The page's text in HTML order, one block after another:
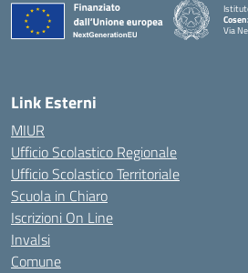
Via
—
Link Esterni
MIUR
Ufficio Scolastico Regionale
Ufficio Scolastico Territoriale
Scuola in Chiaro
Iscrizioni On Line
Invalsi
Comune